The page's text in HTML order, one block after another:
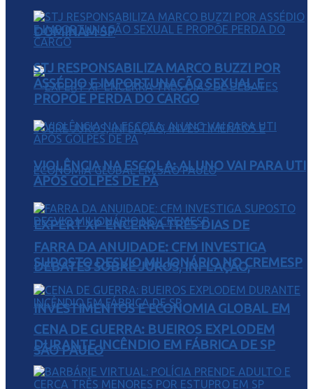
DOMINAM SP
EXPERT XP ENCERRA TRÊS DIAS DE
DEBATES SOBRE JUROS, INFLAÇÃO,
INVESTIMENTOS E ECONOMIA GLOBAL EM
SÃO PAULO
STJ RESPONSABILIZA MARCO BUZZI POR
ASSÉDIO E IMPORTUNAÇÃO SEXUAL E
PROPÕE PERDA DO CARGO
VIOLÊNCIA NA ESCOLA: ALUNO VAI PARA UTI
APÓS GOLPES DE PÁ
FARRA DA ANUIDADE: CFM INVESTIGA
SUPOSTO DESVIO MILIONÁRIO NO CREMESP
CENA DE GUERRA: BUEIROS EXPLODEM
DURANTE INCÊNDIO EM FÁBRICA DE SP